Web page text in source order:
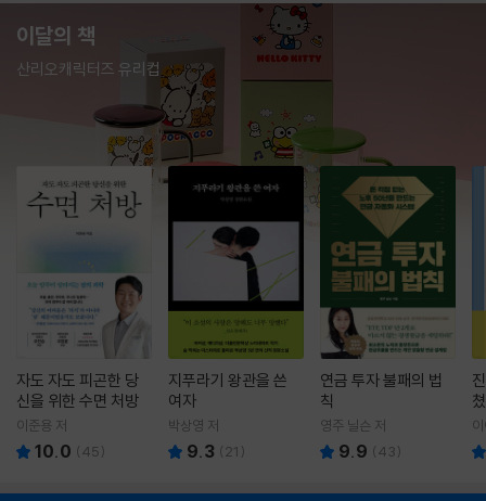
이달의 책
산리오캐릭터즈 유리컵
자도 자도 피곤한 당
신을 위한 수면 처방
이준용 저
10.0 (45)
지푸라기 왕관을 쓴
여자
박상영 저
9.3 ( 21 )
연금 투자 불패의 법
칙
영주 닐슨 저
9.9 (43)